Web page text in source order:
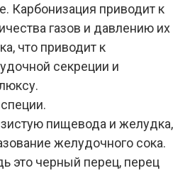
Карбонизация приводит к
газов и давлению их
что приводит к
секреции и
пищевода и желудка,
желудочного сока.
это черный перец, перец